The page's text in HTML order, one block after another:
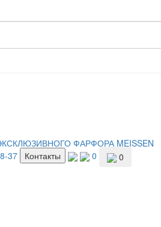
37 Контакты 0 0